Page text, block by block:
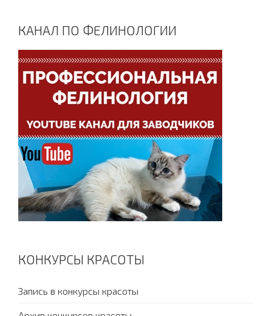
КАНАЛ ПО ФЕЛИНОЛОГИИ
КОНКУРСЫ КРАСОТЫ
Запись в конкурсы красоты